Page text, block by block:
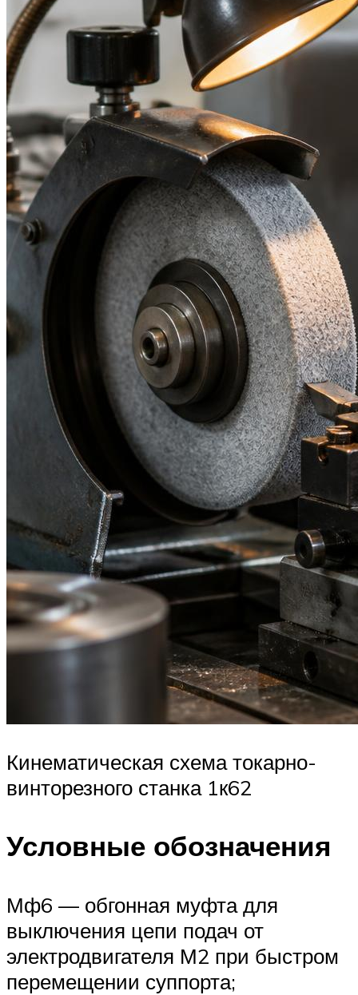
Кинематическая схема токарно-
винторезного станка 1к62
Условные обозначения
Мф6 — обгонная муфта для
выключения цепи подач от
электродвигателя М2 при быстром
перемещении суппорта;